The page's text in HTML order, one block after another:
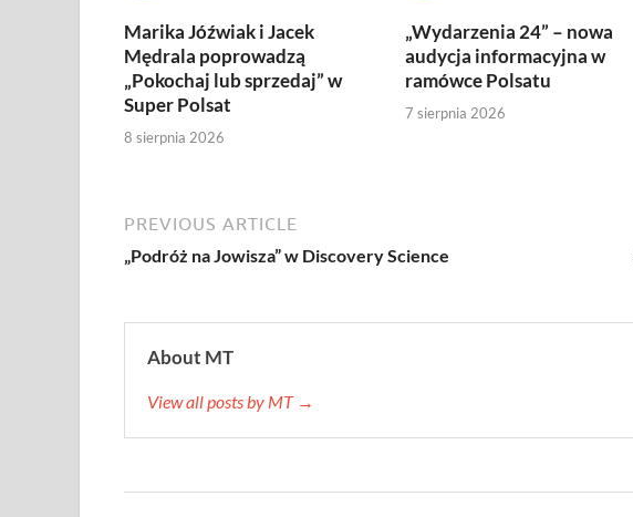
Marika Jóźwiak i Jacek
Mędrala poprowadzą
„Pokochaj lub sprzedaj” w
Super Polsat
8 sierpnia 2026
„Wydarzenia 24” – nowa
audycja informacyjna w
ramówce Polsatu
7 sierpnia 2026
PREVIOUS ARTICLE
„Podróż na Jowisza” w Discovery Science
About MT
View all posts by MT →